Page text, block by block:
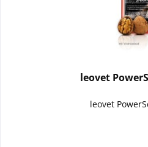
leovet
leovet